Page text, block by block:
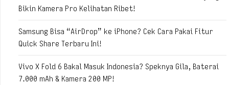
Bikin Kamera Pro Kelihatan Ribet!
Samsung Bisa “AirDrop” ke iPhone? Cek Cara Pakai Fitur
Quick Share Terbaru Ini!
Vivo X Fold 6 Bakal Masuk Indonesia? Speknya Gila, Baterai
7.000 mAh & Kamera 200 MP!